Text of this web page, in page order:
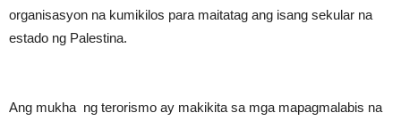
organisasyon na kumikilos para maitatag ang isang sekular na
estado ng Palestina.
Ang mukha ng terorismo ay makikita sa mga mapagmalabis na